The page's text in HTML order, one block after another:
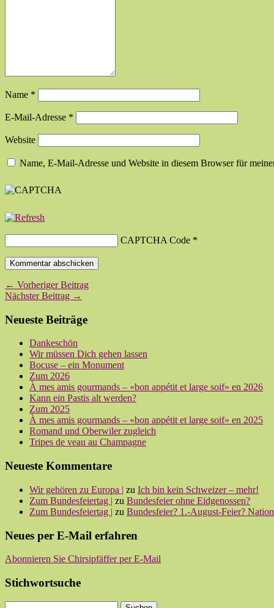
Name *
E-Mail-Adresse *
Website
Name, E-Mail-Adresse und Website in diesem Browser für
CAPTCHA Code *
← Vorheriger Beitrag
Nächster Beitrag →
Neueste Beiträge
Dankeschön
Wir müssen Dich gehen lassen
Bocuse – ein Monument
Zum 2026
À mes amis gourmands – «bon appétit et large soif» en 2026
Kann ein Pastis alt werden?
Zum 2025
À mes amis gourmands – «bon appétit et large soif» en 2025
Romand und Oberwiler zugleich
Tripes de veau au Champagne
Neueste Kommentare
Wir gehören zu Europa | zu Ich bin kein Schweizer – mehr!
Zum Bundesfeiertag | zu Bundesfeier ohne Eidgenossen?
Zum Bundesfeiertag | zu Bundesfeier? 1.-August-Feier?
Neues per E-Mail erfahren
Abonnieren Sie Chirsipfäffer per E-Mail
Stichwortsuche